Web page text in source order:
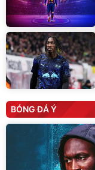
BÓNG ĐÁ Ý